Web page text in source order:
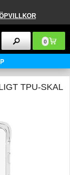
0
TPU-SKAL